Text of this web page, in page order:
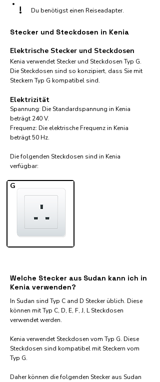
! Du benötigst einen Reiseadapter.
Stecker und Steckdosen in Kenia
Elektrische Stecker und Steckdosen
Kenia verwendet Stecker und Steckdosen Typ G.
Die Steckdosen sind so konzipiert, dass Sie mit
Steckern Typ G kompatibel sind.
Elektrizität
Spannung: Die Standardspannung in Kenia
beträgt 240 V.
Frequenz: Die elektrische Frequenz in Kenia
beträgt 50 Hz.
Die folgenden Steckdosen sind in Kenia
verfügbar:​
G
Welche Stecker aus Sudan kann ich in
Kenia verwenden?
In Sudan sind Typ C and D Stecker üblich. Diese
können mit Typ C, D, E, F, J, L Steckdosen
verwendet werden.
Kenia verwendet Steckdosen vom Typ G. Diese
Steckdosen sind kompatibel mit Steckern vom
Typ G.
Daher können die folgenden Stecker aus Sudan